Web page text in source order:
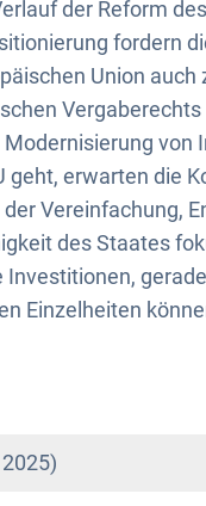
der Reform
fordern
Union
erwarten die
Vereinfachung,
des Staates
Einzelheiten